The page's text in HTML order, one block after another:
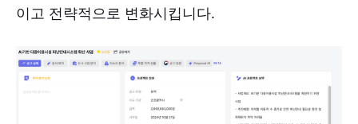
이고 전략적으로 변화시킵니다.